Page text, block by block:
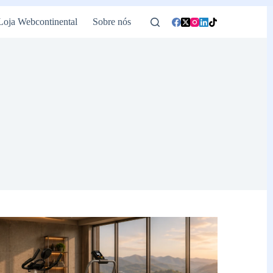
Webcontinental Sobre nós